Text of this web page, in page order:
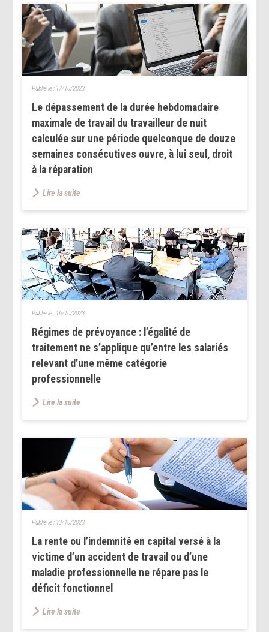
Le dépassement de la durée hebdomadaire
maximale de travail du travailleur de nuit
calculée sur une période quelconque de douze
semaines consécutives ouvre, à lui seul, droit
à la réparation
Publié le : 17/10/2023
Lire la suite
Régimes de prévoyance : l’égalité de
traitement ne s’applique qu’entre les salariés
relevant d’une même catégorie
professionnelle
Publié le : 16/10/2023
Lire la suite
La rente ou l’indemnité en capital versé à la
victime d’un accident de travail ou d’une
maladie professionnelle ne répare pas le
déficit fonctionnel
Publié le : 13/10/2023
Lire la suite